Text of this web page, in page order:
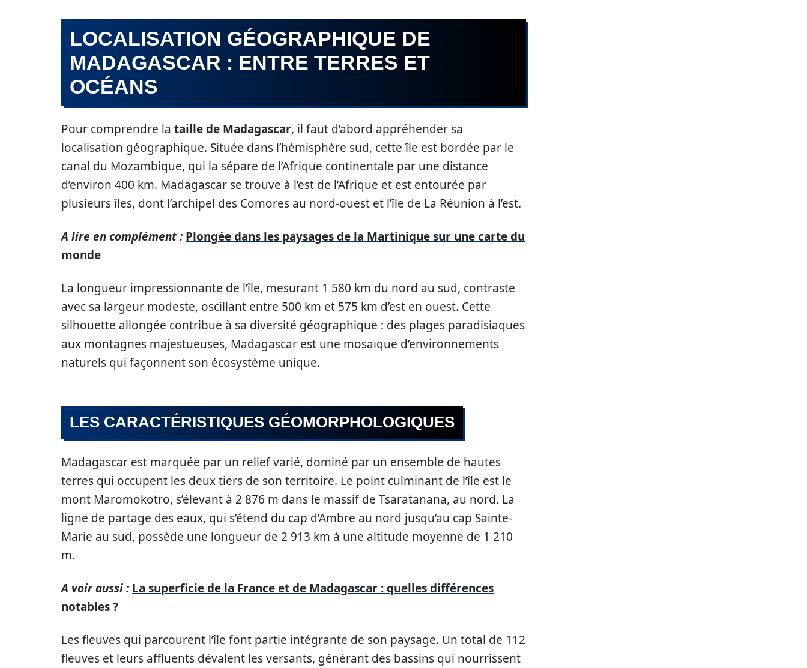
LOCALISATION GÉOGRAPHIQUE DE
MADAGASCAR : ENTRE TERRES ET
OCÉANS
Pour comprendre la taille de Madagascar, il faut d’abord appréhender sa
localisation géographique. Située dans l’hémisphère sud, cette île est bordée par le
canal du Mozambique, qui la sépare de l’Afrique continentale par une distance
d’environ 400 km. Madagascar se trouve à l’est de l’Afrique et est entourée par
plusieurs îles, dont l’archipel des Comores au nord-ouest et l’île de La Réunion à l’est.
A lire en complément : Plongée dans les paysages de la Martinique sur une carte du
monde
La longueur impressionnante de l’île, mesurant 1 580 km du nord au sud, contraste
avec sa largeur modeste, oscillant entre 500 km et 575 km d’est en ouest. Cette
silhouette allongée contribue à sa diversité géographique : des plages paradisiaques
aux montagnes majestueuses, Madagascar est une mosaïque d’environnements
naturels qui façonnent son écosystème unique.
LES CARACTÉRISTIQUES GÉOMORPHOLOGIQUES
Madagascar est marquée par un relief varié, dominé par un ensemble de hautes
terres qui occupent les deux tiers de son territoire. Le point culminant de l’île est le
mont Maromokotro, s’élevant à 2 876 m dans le massif de Tsaratanana, au nord. La
ligne de partage des eaux, qui s’étend du cap d’Ambre au nord jusqu’au cap Sainte-
Marie au sud, possède une longueur de 2 913 km à une altitude moyenne de 1 210
m.
A voir aussi : La superficie de la France et de Madagascar : quelles différences
notables ?
Les fleuves qui parcourent l’île font partie intégrante de son paysage. Un total de 112
fleuves et leurs affluents dévalent les versants, générant des bassins qui nourrissent